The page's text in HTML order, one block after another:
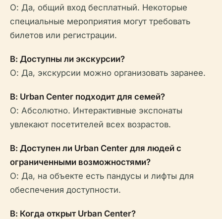
О: Да, общий вход бесплатный. Некоторые
специальные мероприятия могут требовать
билетов или регистрации.
В: Доступны ли экскурсии?
О: Да, экскурсии можно организовать заранее.
В: Urban Center подходит для семей?
О: Абсолютно. Интерактивные экспонаты
увлекают посетителей всех возрастов.
В: Доступен ли Urban Center для людей с
ограниченными возможностями?
О: Да, на объекте есть пандусы и лифты для
обеспечения доступности.
В: Когда открыт Urban Center?